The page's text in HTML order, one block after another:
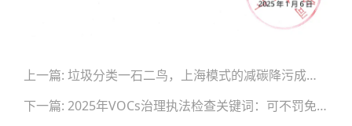
章
航
上一篇: 垃圾分类一石二鸟，上海模式的减碳降污成果显著
下一篇: 2025年VOCs治理执法检查关键词：可不罚免罚就不罚免罚！柔性执法！过罚相当！